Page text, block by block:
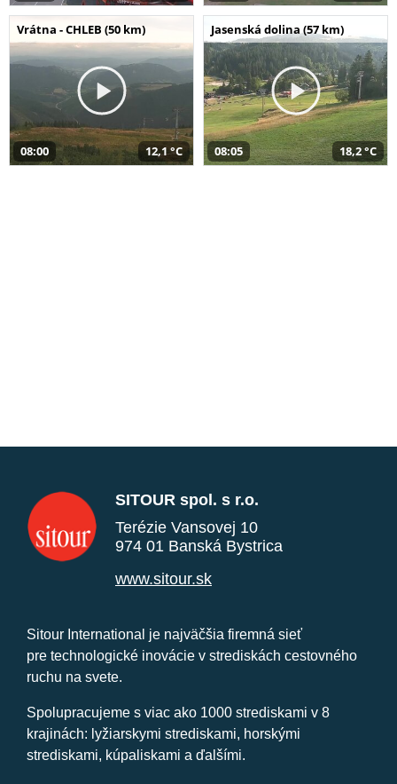
Vrátna - CHLEB (50 km)
08:00 12,1 °C
Jasenská dolina (57 km)
08:05 18,2 °C
SITOUR spol. s r.o.
Terézie Vansovej 10
974 01 Banská Bystrica
www.sitour.sk
Sitour International je najväčšia firemná sieť
pre technologické inovácie v strediskách cestovného
ruchu na svete.
Spolupracujeme s viac ako 1000 strediskami v 8
krajinách: lyžiarskymi strediskami, horskými
strediskami, kúpaliskami a ďalšími.